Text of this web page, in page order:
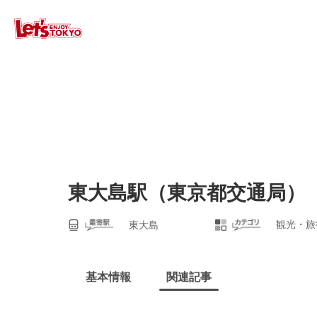
東大島駅（東京都交通局）
東大島 観光・
基本情報 関連記事